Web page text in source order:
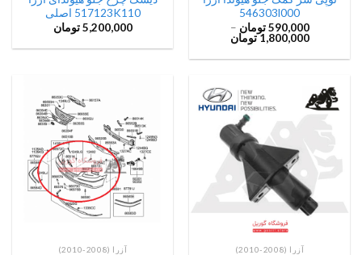
546303l000
590,000 تومان –
1,800,000تومان
517123K110 اصلی
5,200,000 تومان
آزرا (2008-2010) آزرا (2008-2010)